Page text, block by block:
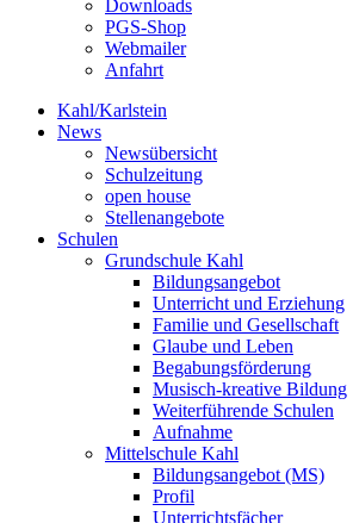
Downloads
PGS-Shop
Webmailer
Anfahrt
Kahl/Karlstein
News
Newsübersicht
Schulzeitung
open house
Stellenangebote
Schulen
Grundschule Kahl
Bildungsangebot
Unterricht und Erziehung
Familie und Gesellschaft
Glaube und Leben
Begabungsförderung
Musisch-kreative Bildung
Weiterführende Schulen
Aufnahme
Mittelschule Kahl
Bildungsangebot (MS)
Profil
Unterrichtsfächer